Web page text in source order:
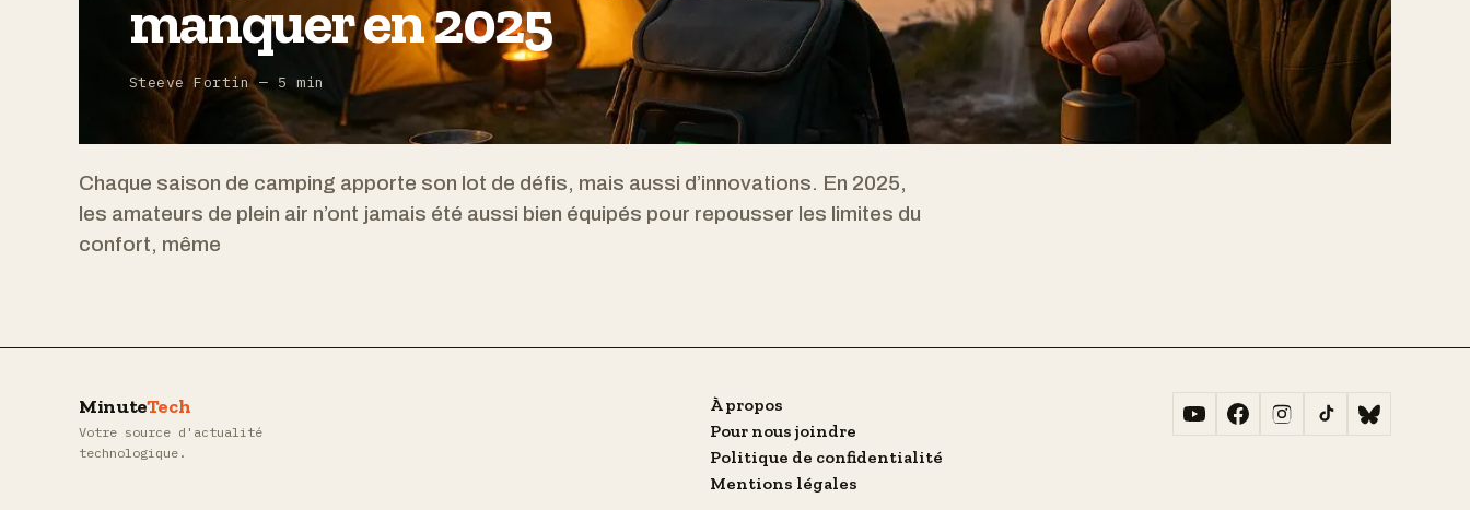
manquer en 2025
Steeve Fortin — 5 min
Chaque saison de camping apporte son lot de défis, mais aussi d’innovations. En 2025,
les amateurs de plein air n’ont jamais été aussi bien équipés pour repousser les limites du
confort, même
MinuteTech
Votre source d'actualité
technologique.
À propos
Pour nous joindre
Politique de confidentialité
Mentions légales